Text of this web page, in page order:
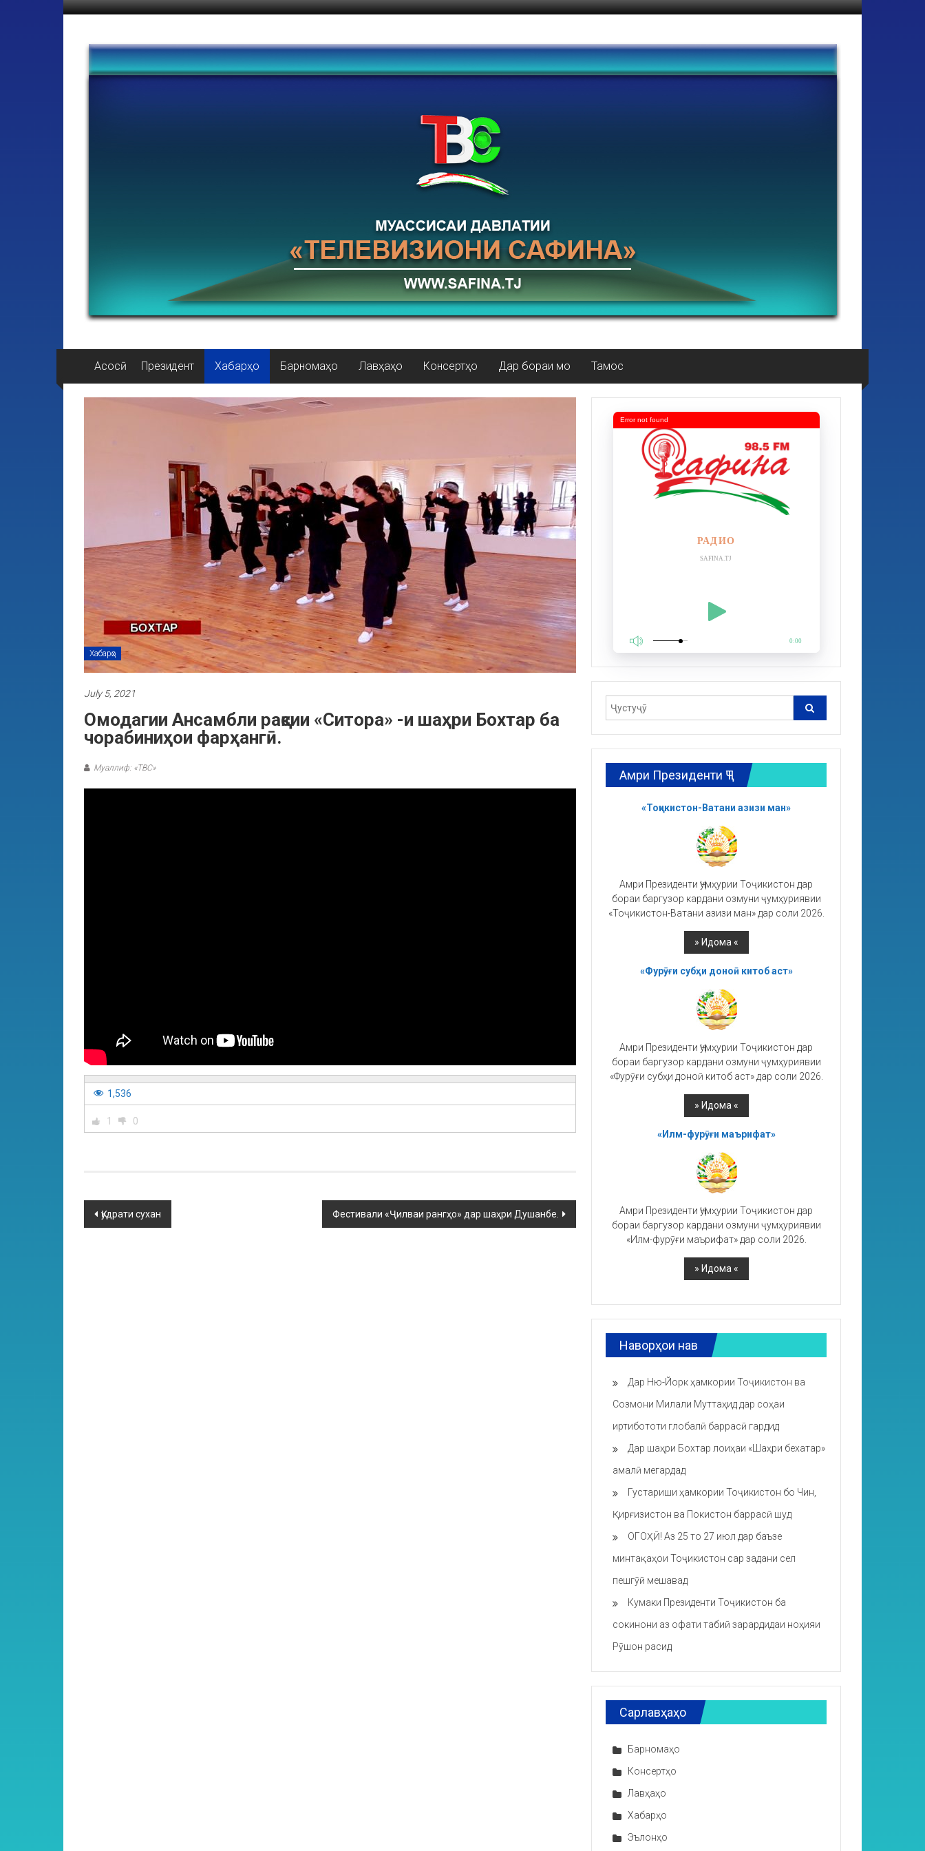
Асосӣ Президент Хабарҳо Барномаҳо Лавҳаҳо Консертҳо Дар бораи мо Тамос
Хабарҳо
July 5, 2021
Омодагии Ансамбли рақсии «Ситора» -и шаҳри Бохтар ба
чорабиниҳои фарҳангӣ.
Муаллиф: «ТВС»
1,536
1 0
Қудрати сухан Фестивали «Ҷилваи рангҳо» дар шаҳри Душанбе.
РАДИО
SAFINA.TJ
0:00
Error not found
Амри Президенти ҶТ
«Тоҷикистон-Ватани азизи ман»
Амри Президенти Ҷумҳурии Тоҷикистон дар
бораи баргузор кардани озмуни ҷумҳуриявии
«Тоҷикистон-Ватани азизи ман» дар соли 2026.
«Фурӯғи субҳи доноӣ китоб аст»
Амри Президенти Ҷумҳурии Тоҷикистон дар
бораи баргузор кардани озмуни ҷумҳуриявии
«Фурӯғи субҳи доноӣ китоб аст» дар соли 2026.
«Илм-фурӯғи маърифат»
Амри Президенти Ҷумҳурии Тоҷикистон дар
бораи баргузор кардани озмуни ҷумҳуриявии
«Илм-фурӯғи маърифат» дар соли 2026.
Наворҳои нав
Дар Ню-Йорк ҳамкории Тоҷикистон ва
Созмони Милали Муттаҳид дар соҳаи
иртибототи глобалӣ баррасӣ гардид
Дар шаҳри Бохтар лоиҳаи «Шаҳри бехатар»
амалӣ мегардад
Густариши ҳамкории Тоҷикистон бо Чин,
Қирғизистон ва Покистон баррасӣ шуд
ОГОҲӢ! Аз 25 то 27 июл дар баъзе
минтақаҳои Тоҷикистон сар задани сел
пешгӯӣ мешавад
Кумаки Президенти Тоҷикистон ба
сокинони аз офати табиӣ зарардидаи ноҳияи
Рӯшон расид
Сарлавҳаҳо
Барномаҳо
Консертҳо
Лавҳаҳо
Хабарҳо
Эълонҳо